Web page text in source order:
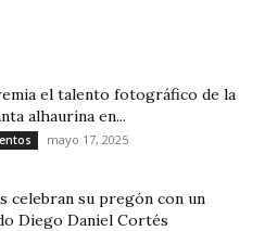
el talento fotográfico de la
alhaurina en...
mayo 17, 2025
celebran su pregón con un
Diego Daniel Cortés